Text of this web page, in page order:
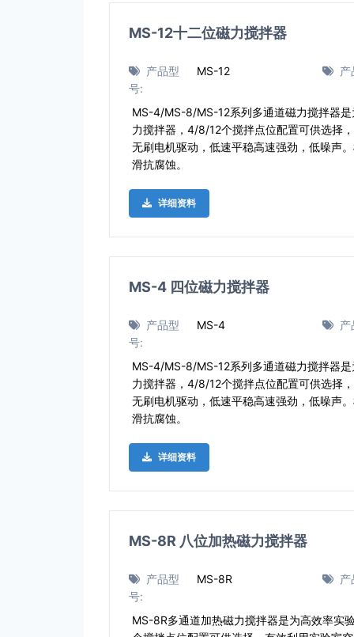
MS-12十二位磁力搅拌器
产品型
号:
MS-12 产
MS-4/MS-8/MS-12系列多通道磁力搅拌器
力搅拌器，4/8/12个搅拌点位配置可供选择
无刷电机驱动，低速平稳高速强劲，低噪声
滑抗腐蚀。
详细资料
MS-4 四位磁力搅拌器
产品型
号:
MS-4 产
MS-4/MS-8/MS-12系列多通道磁力搅拌器
力搅拌器，4/8/12个搅拌点位配置可供选择
无刷电机驱动，低速平稳高速强劲，低噪声
滑抗腐蚀。
详细资料
MS-8R 八位加热磁力搅拌器
产品型
号:
MS-8R 产
MS-8R多通道加热磁力搅拌器是为高效率实